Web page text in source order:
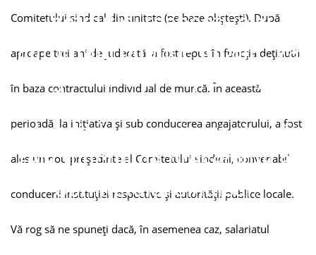
instituţiei respective şi
autorităţii publice locale. Vă
rog să ne spuneţi dacă, în
restabilit în serviciu poate să-şi
reia funcţia de preşedinte al
Comitetului sindical?
Comitetului sindical din unitate (pe baze obşteşti). După
aproape trei ani de judecată, a fost repus în funcţia deţinută
în baza contractului individual de muncă. În această
perioadă, la iniţiativa şi sub conducerea angajatorului, a fost
ales un nou preşedinte al Comitetului sindical, convenabil
conducerii instituţiei respective şi autorităţii publice locale.
Vă rog să ne spuneţi dacă, în asemenea caz, salariatul